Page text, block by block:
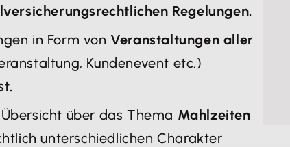
Regelungen.
in Form von Veranstaltungen aller
Kundenevent etc.)
über das Thema Mahlzeiten
unterschiedlichen Charakter